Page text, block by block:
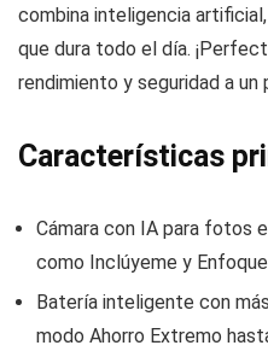
combina inteligencia
que dura todo el día.
rendimiento y seguridad a
Características
Cámara con IA para fotos
como Inclúyeme y
Batería inteligente con
modo Ahorro Extremo